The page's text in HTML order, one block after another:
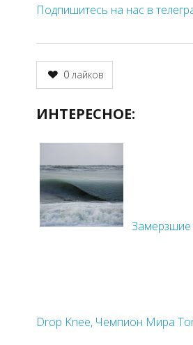
Подпишитесь на нас в
0лайков
ИНТЕРЕСНОЕ:
Замерзшие
Drop Knee, Чемпион Мира